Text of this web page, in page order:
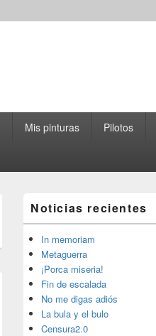
Mis pinturas Pilotos
área
de
widget
barra
lateral
primaria
Noticias recientes
In memoriam
Metaguerra
¡Porca miseria!
Fin de escalada
No me digas adiós
La bula y el bulo
Censura2.0